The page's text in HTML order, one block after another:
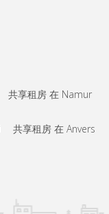
共享租房 在 Namur
共享租房 在 Anvers